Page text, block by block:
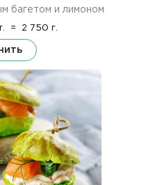
багетом и лимоном
= 2 750 г.